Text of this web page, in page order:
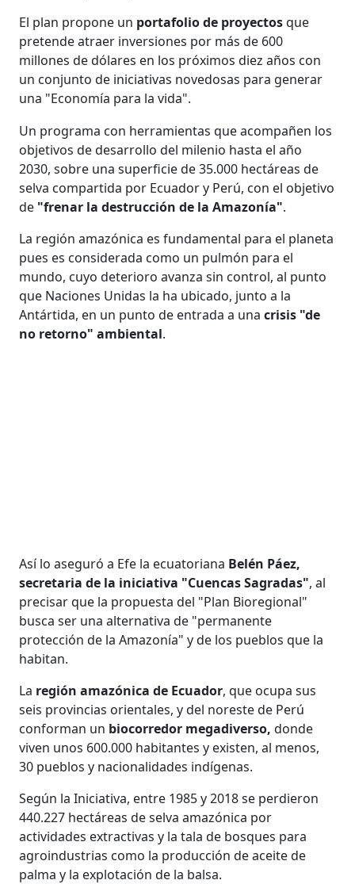
El plan propone un portafolio de proyectosque
pretende atraer inversiones por más de 600
millones de dólares en los próximos diez años con
un conjunto de iniciativas novedosas para generar
una "Economía para la vida".
Un programa con herramientas que acompañen los
objetivos de desarrollo del milenio hasta el año
2030, sobre una superficie de 35.000 hectáreas de
selva compartida por Ecuador y Perú, con el objetivo
de "frenar la destrucción de la Amazonía".
La región amazónica es fundamental para el planeta
pues es considerada como un pulmón para el
mundo, cuyo deterioro avanza sin control, al punto
que Naciones Unidas la ha ubicado, junto a la
Antártida, en un punto de entrada a unacrisis "de
no retorno" ambiental.
Así lo aseguró a Efe la ecuatoriana Belén Páez,
secretaria de la iniciativa "Cuencas Sagradas", al
precisar que la propuesta del "Plan Bioregional"
busca ser una alternativa de "permanente
protección de la Amazonía" y de los pueblos que la
habitan.
La región amazónica de Ecuador, que ocupa sus
seis provincias orientales, y del noreste de Perú
conforman un biocorredor megadiverso, donde
viven unos 600.000 habitantes y existen, al menos,
30 pueblos y nacionalidades indígenas.
Según la Iniciativa, entre 1985 y 2018 se perdieron
440.227 hectáreas de selva amazónica por
actividades extractivas y la tala de bosques para
agroindustrias como la producción de aceite de
palma y la explotación de la balsa.